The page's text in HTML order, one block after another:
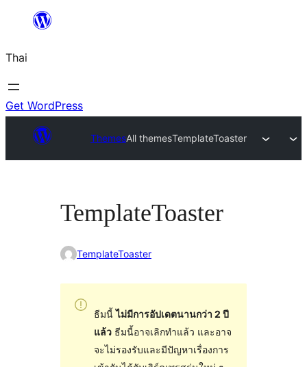
ยัง
เนื้อหา
Thai
Get WordPress
ThemesAll themesTemplateToaster
TemplateToaster
TemplateToaster
ธีมนี้ไม่มีการอัปเดตนานกว่า 2 ปี
แล้วธีมนี้อาจเลิกทำแล้ว และอาจ
จะไม่รองรับและมีปัญหาเรื่องการ